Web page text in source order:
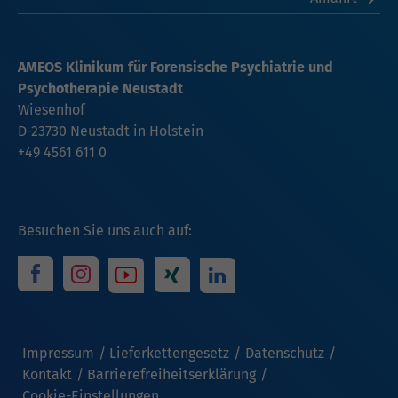
Besuchen Sie uns auch auf:
Impressum Lieferkettengesetz
Datenschutz
Kontakt
Barrierefreiheitserklärung
AMEOS Klinikum für Forensische Psychiatrie und
Psychotherapie Neustadt
Wiesenhof
D-23730 Neustadt in Holstein
+49 4561 611 0